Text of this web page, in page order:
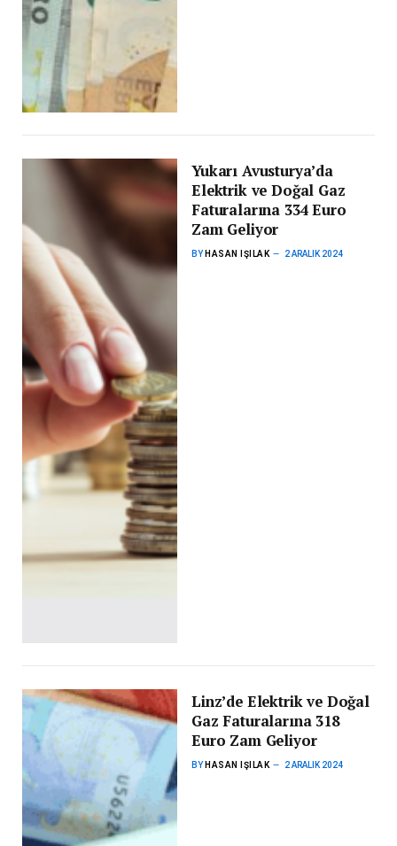
Yukarı Avusturya’da
Elektrik ve Doğal Gaz
Faturalarına 334 Euro
Zam Geliyor
BY HASAN IŞILAK 2 ARALIK 2024
Linz’de Elektrik ve Doğal
Gaz Faturalarına 318
Euro Zam Geliyor
BY HASAN IŞILAK 2 ARALIK 2024